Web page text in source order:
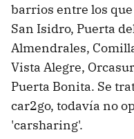
barrios entre los
San Isidro, Puerta
Almendrales,
Vista Alegre,
Puerta Bonita. Se
car2go, todavía no
'carsharing'.